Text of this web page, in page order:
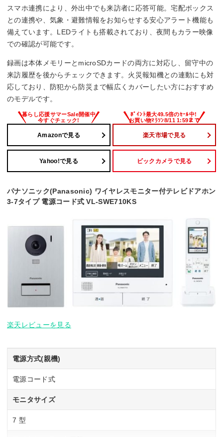
◯
SDカード録画
◯
スマホ連携により、外出中でも来訪者に応答可能。宅配ボックス
との連携や、気象・避難情報をお知らせする安心アラート機能も
備えています。LEDライトも搭載されており、夜間もカラー映像
での確認が可能です。
録画は本体メモリーとmicroSDカードの両方に対応し、留守中の
来訪履歴を後からチェックできます。火災報知機との連動にも対
応しており、防犯から防災まで幅広くカバーしたい方におすすめ
のモデルです。
Amazonで見る 楽天市場で見る
Yahoo!で見る ビックカメラで見る
パナソニック(Panasonic) ワイヤレスモニター付テレビドアホン
3-7タイプ 電源コード式 VL-SWE710KS
楽天レビューを見る
電源方式(親機)
電源コード式
モニタサイズ
7 型